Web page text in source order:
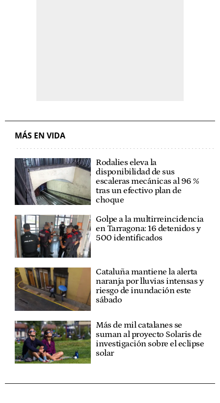
MÁS EN VIDA
Rodalies eleva la
disponibilidad de sus
escaleras mecánicas al 96 %
tras un efectivo plan de
choque
Golpe a la multirreincidencia
en Tarragona: 16 detenidos y
500 identificados
Cataluña mantiene la alerta
naranja por lluvias intensas y
riesgo de inundación este
sábado
Más de mil catalanes se
suman al proyecto Solaris de
investigación sobre el eclipse
solar